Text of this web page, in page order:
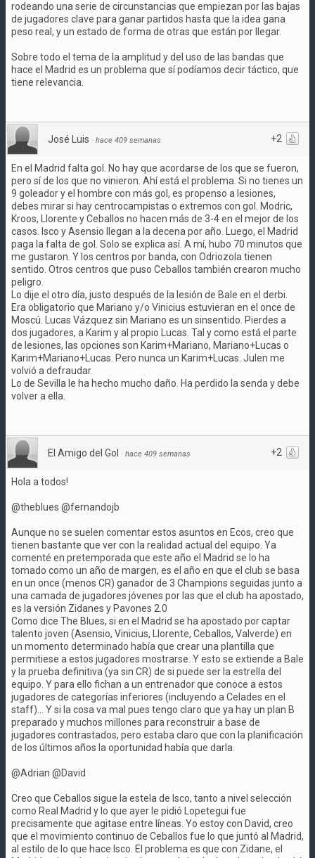
rodeando una serie de circunstancias que empiezan por las bajas
de jugadores clave para ganar partidos hasta que la idea gana
peso real, y un estado de forma de otras que están por llegar.
Sobre todo el tema de la amplitud y del uso de las bandas que
hace el Madrid es un problema que sí podíamos decir táctico, que
tiene relevancia.
+2
José Luis · hace 409 semanas
En el Madrid falta gol. No hay que acordarse de los que se fueron,
pero sí de los que no vinieron. Ahí está el problema. Si no tienes un
9 goleador y el hombre con más gol, es propenso a lesiones,
debes mirar si hay centrocampistas o extremos con gol. Modric,
Kroos, Llorente y Ceballos no hacen más de 3-4 en el mejor de los
casos. Isco y Asensio llegan a la decena por año. Luego, el Madrid
paga la falta de gol. Solo se explica así. A mí, hubo 70 minutos que
me gustaron. Y los centros por banda, con Odriozola tienen
sentido. Otros centros que puso Ceballos también crearon mucho
peligro.
Lo dije el otro día, justo después de la lesión de Bale en el derbi.
Era obligatorio que Mariano y/o Vinicius estuvieran en el once de
Moscú. Lucas Vázquez sin Mariano es un sinsentido. Pierdes a
dos jugadores, a Karim y al propio Lucas. Tal y como está el parte
de lesiones, las opciones son Karim+Mariano, Mariano+Lucas o
Karim+Mariano+Lucas. Pero nunca un Karim+Lucas. Julen me
volvió a defraudar.
Lo de Sevilla le ha hecho mucho daño. Ha perdido la senda y debe
volver a ella.
+2
El Amigo del Gol · hace 409 semanas
Hola a todos!
@theblues @fernandojb
Aunque no se suelen comentar estos asuntos en Ecos, creo que
tienen bastante que ver con la realidad actual del equipo. Ya
comenté en pretemporada que este año el Madrid se lo ha
tomado como un año de margen, es el año en que el club se basa
en un once (menos CR) ganador de 3 Champions seguidas junto a
una camada de jugadores jóvenes por las que el club ha apostado,
es la versión Zidanes y Pavones 2.0
Como dice The Blues, si en el Madrid se ha apostado por captar
talento joven (Asensio, Vinicius, Llorente, Ceballos, Valverde) en
un momento determinado había que crear una plantilla que
permitiese a estos jugadores mostrarse. Y esto se extiende a Bale
y la prueba definitiva (ya sin CR) de si puede ser la estrella del
equipo. Y para ello fichan a un entrenador que conoce a estos
jugadores de categorías inferiores (incluyendo a Celades en el
staff)... Y si la cosa va mal pues tengo claro que ya hay un plan B
preparado y muchos millones para reconstruir a base de
jugadores contrastados, pero estaba claro que con la planificación
de los últimos años la oportunidad había que darla.
@Adrian @David
Creo que Ceballos sigue la estela de Isco, tanto a nivel selección
como Real Madrid y lo que ayer le pidió Lopetegui fue
precisamente que agitase entre líneas. Yo estoy con David, creo
que el movimiento continuo de Ceballos fue lo que juntó al Madrid,
al estilo de lo que hace Isco. El problema es que con Zidane, el